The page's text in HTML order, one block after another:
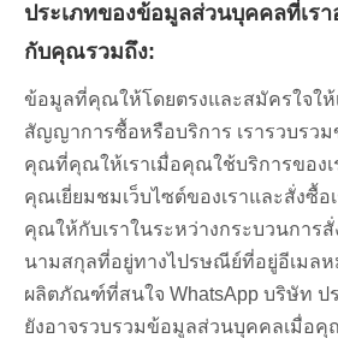
ประเภทของข้อมูลส่วนบุคคลที่เรา
กับคุณรวมถึง:
ข้อมูลที่คุณให้โดยตรงและสมัครใจให้
สัญญาการซื้อหรือบริการ เรารวบรว
คุณที่คุณให้เราเมื่อคุณใช้บริการของเ
คุณเยี่ยมชมเว็บไซต์ของเราและสั่งซื้อ
คุณให้กับเราในระหว่างกระบวนการ
นามสกุลที่อยู่ทางไปรษณีย์ที่อยู่อีเมลห
ผลิตภัณฑ์ที่สนใจ WhatsApp บริษัท ป
ยังอาจรวบรวมข้อมูลส่วนบุคคลเมื่อคุ